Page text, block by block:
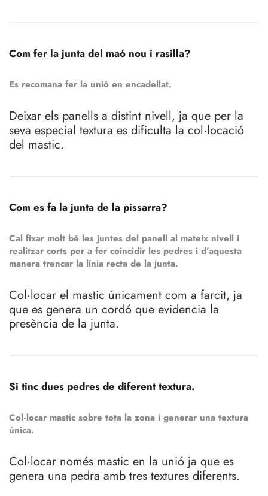
Com fer la junta del maó nou i rasilla?
Es recomana fer la unió en encadellat.
Deixar els panells a distint nivell, ja que per la
seva especial textura es dificulta la col·locació
del mastic.
Com es fa la junta de la pissarra?
Cal fixar molt bé les juntes del panell al mateix nivell i
realitzar corts per a fer coincidir les pedres i d’aquesta
manera trencar la línia recta de la junta.
Col·locar el mastic únicament com a farcit, ja
que es genera un cordó que evidencia la
presència de la junta.
Si tinc dues pedres de diferent textura.
Col·locar mastic sobre tota la zona i generar una textura
única.
Col·locar només mastic en la unió ja que es
genera una pedra amb tres textures diferents.